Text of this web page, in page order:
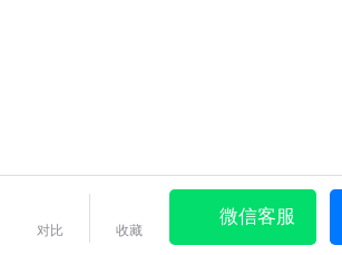
对比 收藏
微信客服